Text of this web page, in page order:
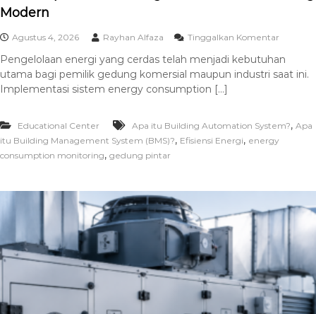
Modern
Agustus 4, 2026 Rayhan Alfaza Tinggalkan Komentar
Pengelolaan energi yang cerdas telah menjadi kebutuhan
utama bagi pemilik gedung komersial maupun industri saat ini.
Implementasi sistem energy consumption […]
Educational Center Apa itu Building Automation System?, Apa
itu Building Management System (BMS)?, Efisiensi Energi, energy
consumption monitoring, gedung pintar